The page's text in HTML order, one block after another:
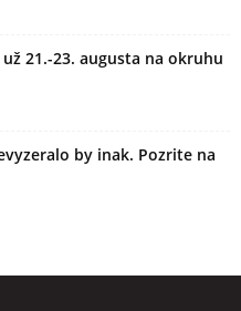
21.-23. augusta na okruhu
by inak. Pozrite na